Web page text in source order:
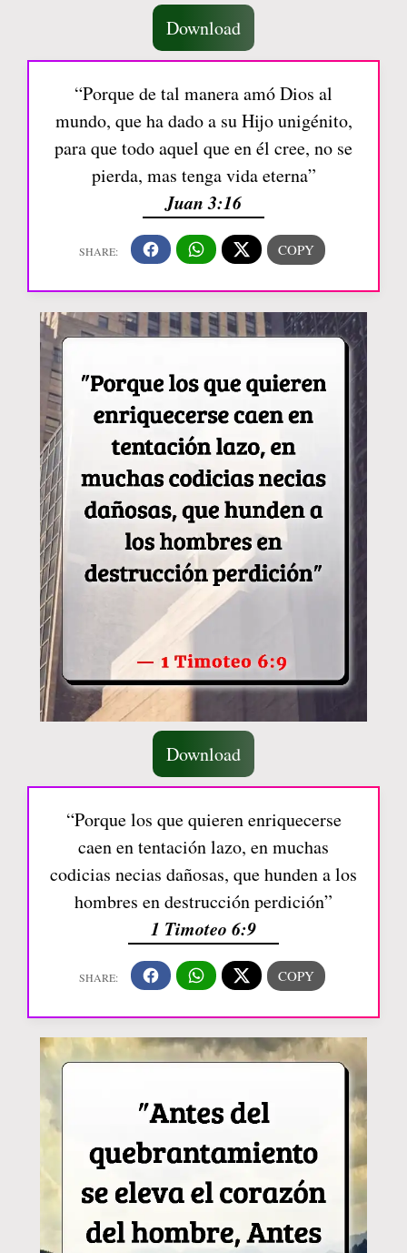
Download
“Porque de tal manera amó Dios al
mundo, que ha dado a su Hijo unigénito,
para que todo aquel que en él cree, no se
pierda, mas tenga vida eterna”
Juan 3:16
Download
“Porque los que quieren enriquecerse
caen en tentación lazo, en muchas
codicias necias dañosas, que hunden a los
hombres en destrucción perdición”
1 Timoteo 6:9